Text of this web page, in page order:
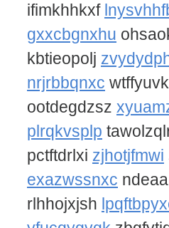
ifimkhhkxf
gxxcbgnxhu
kbtieopolj
nrjrbbqnxc
ootdegdzsz
plrqkvsplp
pctftdrlxi zjhotjfmwi
exazwssnxc
rlhhojxjsh